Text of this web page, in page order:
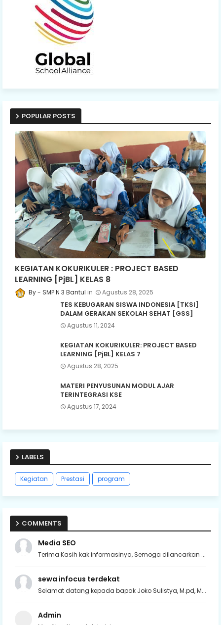
POPULAR POSTS
KEGIATAN KOKURIKULER : PROJECT BASED
LEARNING [PjBL] KELAS 8
SMP N 3 Bantul Agustus 28, 2025
TES KEBUGARAN SISWA INDONESIA [TKSI]
DALAM GERAKAN SEKOLAH SEHAT [GSS]
Agustus 11, 2024
KEGIATAN KOKURIKULER: PROJECT BASED
LEARNING [PjBL] KELAS 7
Agustus 28, 2025
MATERI PENYUSUNAN MODUL AJAR
TERINTEGRASI KSE
Agustus 17, 2024
LABELS
Kegiatan Prestasi program
COMMENTS
Media SEO
Terima Kasih kak informasinya, Semoga dilancarkan ...
sewa infocus terdekat
Selamat datang kepada bapak Joko Sulistya, M.pd, M...
Admin